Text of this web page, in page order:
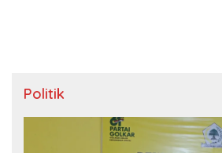
Politik